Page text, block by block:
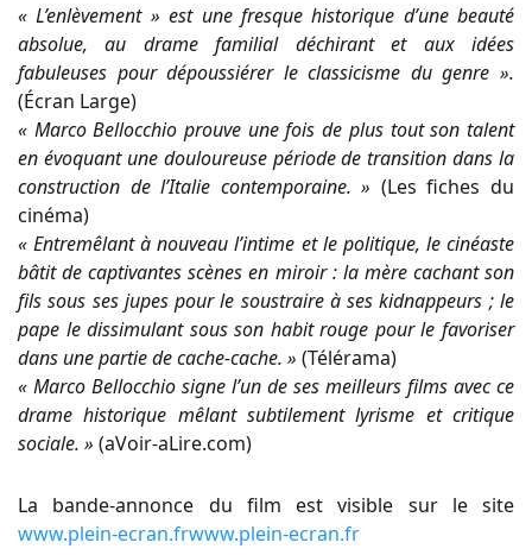
« L’enlèvement » est une fresque historique d’une beauté
absolue, au drame familial déchirant et aux idées
fabuleuses pour dépoussiérer le classicisme du genre ».
(Écran Large)
« Marco Bellocchio prouve une fois de plus tout son talent
en évoquant une douloureuse période de transition dans la
construction de l’Italie contemporaine. » (Les fiches du
cinéma)
« Entremêlant à nouveau l’intime et le politique, le cinéaste
bâtit de captivantes scènes en miroir : la mère cachant son
fils sous ses jupes pour le soustraire à ses kidnappeurs ; le
pape le dissimulant sous son habit rouge pour le favoriser
dans une partie de cache-cache. » (Télérama)
« Marco Bellocchio signe l’un de ses meilleurs films avec ce
drame historique mêlant subtilement lyrisme et critique
sociale. » (aVoir-aLire.com)
La bande-annonce du film est visible sur le site
www.plein-ecran.frwww.plein-ecran.fr